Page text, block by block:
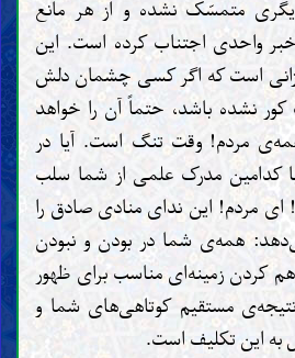
متمسّک نشده و از هر مانع
واحدی اجتناب کرده است. این
است که اگر کسی چشمان دلش
نشده باشد، حتماً آن را خواهد
مردم! وقت تنگ است. آیا در
کدامین مدرک علمی از شما سلب
مردم! این ندای منادی صادق را
همه‌ی شما در بودن و نبودن
کردن زمینه‌ای مناسب برای ظهور
نتیجه‌ی مستقیم کوتاهی‌های شما و
به این تکلیف است.